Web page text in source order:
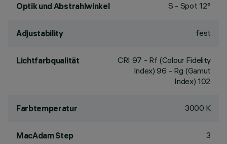
Optik und Abstrahlwinkel S - Spot 12°
Adjustability fest
Lichtfarbqualität CRI 97 - Rf (Colour Fidelity
Index) 96 - Rg (Gamut
Index) 102
Farbtemperatur 3000 K
MacAdam Step 3